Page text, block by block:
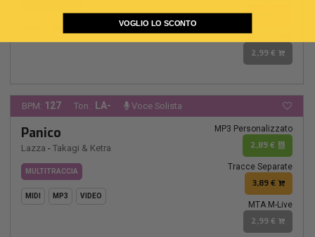
3,89 €
MTA M-Live
2,99 €
BPM: 127 Ton.: LA- Voce Solista
Panico
Lazza - Takagi & Ketra
MULTITRACCIA
MIDI MP3 VIDEO
MP3 Personalizzato
2,89 €
Tracce Separate
3,89 €
MTA M-Live
2,99 €
VOGLIO LO SCONTO